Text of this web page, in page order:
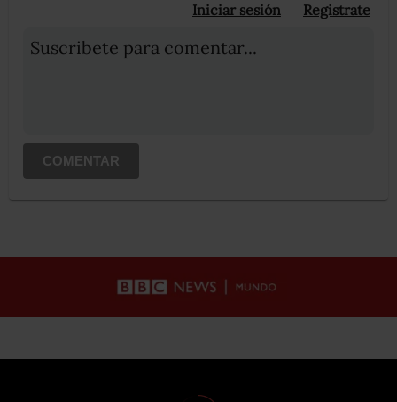
Iniciar sesión Registrate
Suscribete para comentar...
COMENTAR